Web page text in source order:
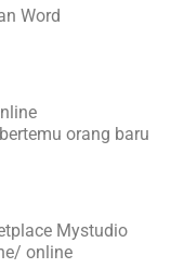
Word
orang baru
Mystudio
online